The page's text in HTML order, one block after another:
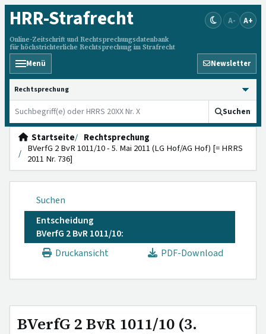
HRR-Strafrecht
Online-Zeitschrift und Rechtsprechungsdatenbank
für höchstrichterliche Rechtsprechung im Strafrecht
A- A+
Menü Newsletter
HRRS durchsuchen
Suchen
Startseite
Rechtsprechung
BVerfG 2 BvR 1011/10 - 5. Mai 2011 (LG Hof/AG Hof) [= HRRS
2011 Nr. 736]
Suchen
Entscheidung
BVerfG 2 BvR 1011/10:
Druckansicht
PDF-Download
BVerfG 2 BvR 1011/10 (3.